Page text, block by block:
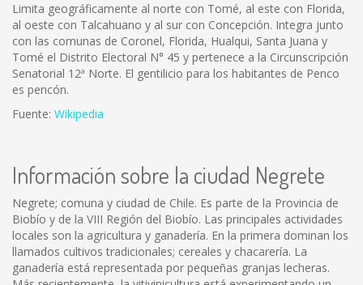
Limita geográficamente al norte con Tomé, al este con Florida,
al oeste con Talcahuano y al sur con Concepción. Integra junto
con las comunas de Coronel, Florida, Hualqui, Santa Juana y
Tomé el Distrito Electoral N° 45 y pertenece a la Circunscripción
Senatorial 12ª Norte. El gentilicio para los habitantes de Penco
es pencón.
Fuente: Wikipedia
Información sobre la ciudad Negrete
Negrete; comuna y ciudad de Chile. Es parte de la Provincia de
Biobío y de la VIII Región del Biobío. Las principales actividades
locales son la agricultura y ganadería. En la primera dominan los
llamados cultivos tradicionales; cereales y chacarería. La
ganadería está representada por pequeñas granjas lecheras.